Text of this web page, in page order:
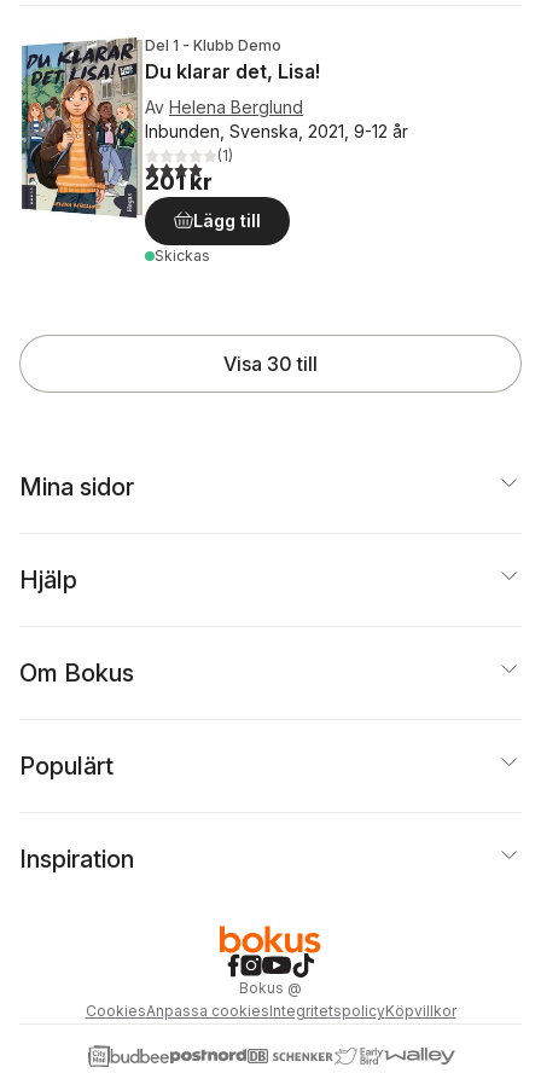
Del 1 - Klubb Demo
Du klarar det, Lisa!
Av Helena Berglund
Inbunden, Svenska, 2021, 9-12 år
4,0utav 5 stjärnor. Totalt antal röster:
(1)
201 kr
Lägg till
Skickas
Visa 30 till
Mina sidor
Hjälp
Om Bokus
Populärt
Inspiration
Bokus @
CookiesAnpassa cookiesIntegritetspolicyKöpvillkor